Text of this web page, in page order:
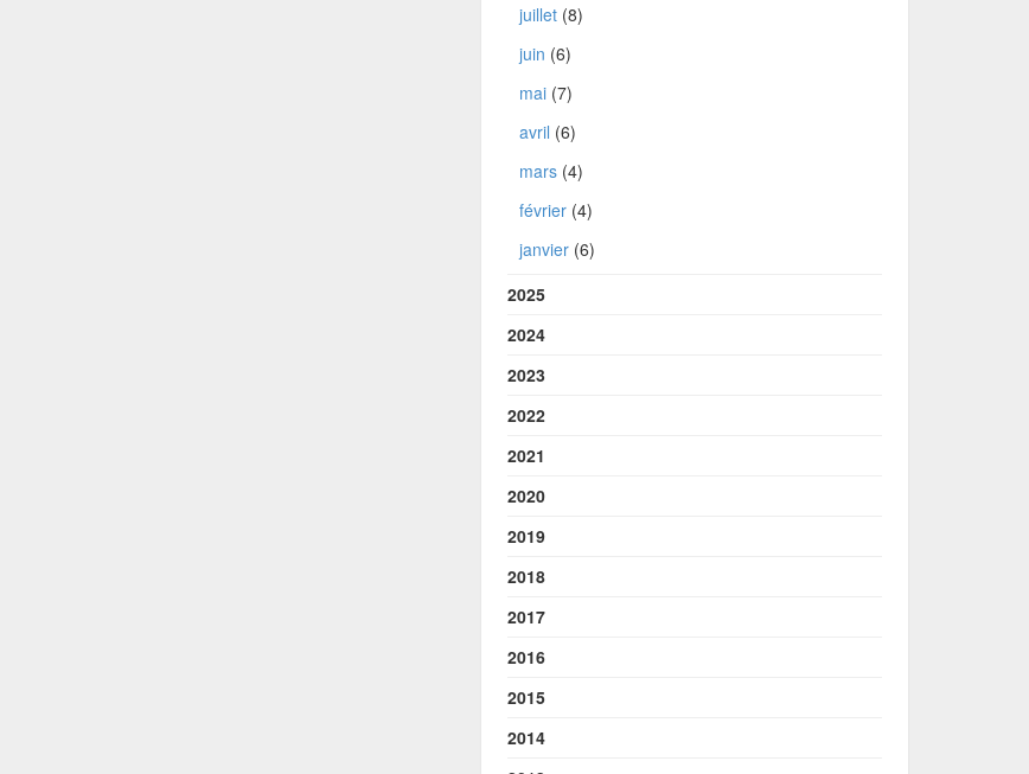
juillet(8)
juin (6)
mai(7)
avril (6)
mars(4)
février(4)
janvier(6)
2025
2024
2023
2022
2021
2020
2019
2018
2017
2016
2015
2014